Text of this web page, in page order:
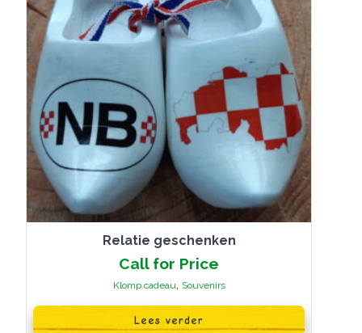
de
productpagina
Relatie geschenken
Call for Price
Klomp cadeau, Souvenirs
Lees verder